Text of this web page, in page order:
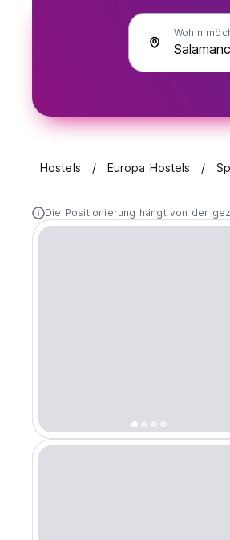
Wohin
Hostels Europa Hostels
Die Positionierung hängt von der